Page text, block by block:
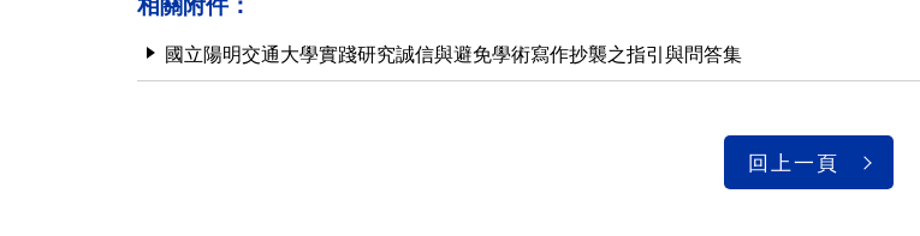
國立陽明交通大學實踐研究誠信與避免學術寫作抄襲之指引與問答集
回上一頁